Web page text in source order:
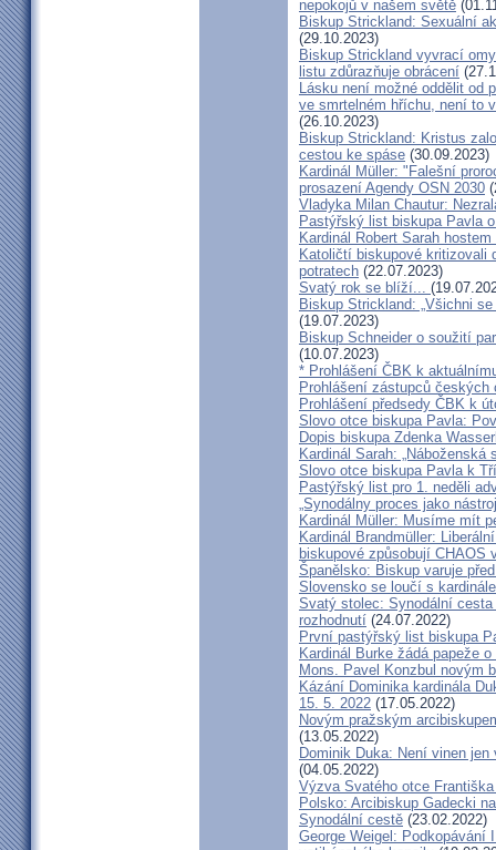
nepokojů v našem světě
Biskup Strickland: Sexuální
(29.10.2023)
Biskup Strickland vyvrací
listu zdůrazňuje obrácení
Lásku není možné oddělit od
ve smrtelném hříchu, není to
(26.10.2023)
Biskup Strickland: Kristus
cestou ke spáse (30.09.2023)
Kardinál Müller: "Falešní
prosazení Agendy OSN 2030
Vladyka Milan Chautur:
Pastýřský list biskupa Pavla
Kardinál Robert Sarah
Katoličtí biskupové kritizovali
potratech (22.07.2023)
Svatý rok se blíží...
Biskup Strickland: „Všichni
(19.07.2023)
Biskup Schneider o soužití
(10.07.2023)
* Prohlášení ČBK k
Prohlášení zástupců
Prohlášení předsedy ČBK k
Slovo otce biskupa Pavla:
Dopis biskupa Zdenka
Kardinál Sarah: „Náboženská
Slovo otce biskupa Pavla k
Pastýřský list pro 1. neděli
„Synodálny proces jako
Kardinál Müller: Musíme mít
Kardinál Brandmüller:
biskupové způsobují CHAOS
Španělsko: Biskup varuje
Slovensko se loučí s
Svatý stolec: Synodální
rozhodnutí (24.07.2022)
První pastýřský list biskupa
Kardinál Burke žádá papeže
Mons. Pavel Konzbul novým
Kázání Dominika kardinála
15. 5. 2022 (17.05.2022)
Novým pražským
(13.05.2022)
Dominik Duka: Není vinen
(04.05.2022)
Výzva Svatého otce
Polsko: Arcibiskup Gadecki
Synodální cestě (23.02.2022)
George Weigel: Podkopávání